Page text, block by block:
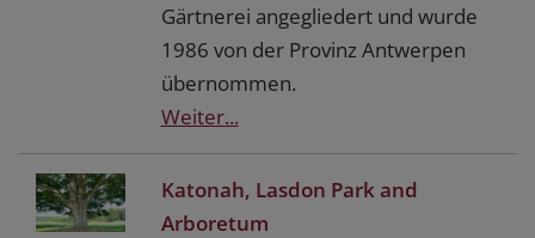
Gärtnerei angegliedert und wurde
1986 von der Provinz Antwerpen
übernommen.
Weiter...
Katonah, Lasdon Park and
Arboretum